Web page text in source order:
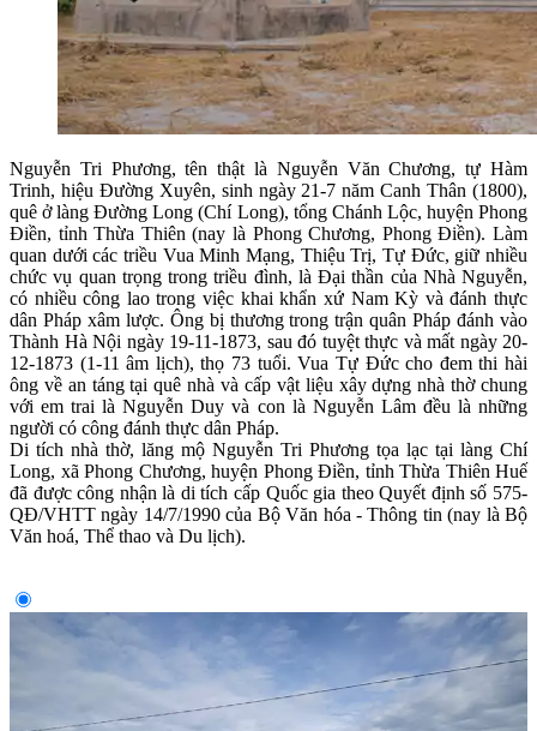
Nguyễn Tri Phương, tên thật là Nguyễn Văn Chương, tự Hàm
Trinh, hiệu Đường Xuyên, sinh ngày 21-7 năm Canh Thân (1800),
quê ở làng Ðường Long (Chí Long), tổng Chánh Lộc, huyện Phong
Ðiền, tỉnh Thừa Thiên (nay là Phong Chương, Phong Ðiền). Làm
quan dưới các triều Vua Minh Mạng, Thiệu Trị, Tự Ðức, giữ nhiều
chức vụ quan trọng trong triều đình, là Ðại thần của Nhà Nguyễn,
có nhiều công lao trong việc khai khẩn xứ Nam Kỳ và đánh thực
dân Pháp xâm lược. Ông bị thương trong trận quân Pháp đánh vào
Thành Hà Nội ngày 19-11-1873, sau đó tuyệt thực và mất ngày 20-
12-1873 (1-11 âm lịch), thọ 73 tuổi. Vua Tự Ðức cho đem thi hài
ông về an táng tại quê nhà và cấp vật liệu xây dựng nhà thờ chung
với em trai là Nguyễn Duy và con là Nguyễn Lâm đều là những
người có công đánh thực dân Pháp.
Di tích nhà thờ, lăng mộ Nguyễn Tri Phương tọa lạc tại làng Chí
Long, xã Phong Chương, huyện Phong Ðiền, tỉnh Thừa Thiên Huế
đã được công nhận là di tích cấp Quốc gia theo Quyết định số 575-
QĐ/VHTT ngày 14/7/1990 của Bộ Văn hóa - Thông tin (nay là Bộ
Văn hoá, Thể thao và Du lịch).